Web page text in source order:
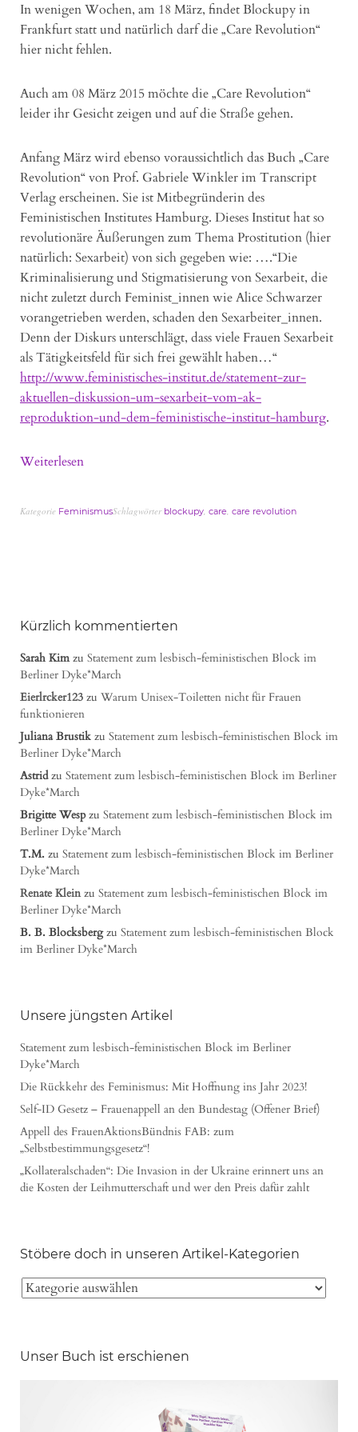
In wenigen Wochen, am 18 März, findet Blockupy in
Frankfurt statt und natürlich darf die „Care Revolution“
hier nicht fehlen.
Auch am 08 März 2015 möchte die „Care Revolution“
leider ihr Gesicht zeigen und auf die Straße gehen.
Anfang März wird ebenso voraussichtlich das Buch „Care
Revolution“ von Prof. Gabriele Winkler im Transcript
Verlag erscheinen. Sie ist Mitbegründerin des
Feministischen Institutes Hamburg. Dieses Institut hat so
revolutionäre Äußerungen zum Thema Prostitution (hier
natürlich: Sexarbeit) von sich gegeben wie: ….“Die
Kriminalisierung und Stigmatisierung von Sexarbeit, die
nicht zuletzt durch Feminist_innen wie Alice Schwarzer
vorangetrieben werden, schaden den Sexarbeiter_innen.
Denn der Diskurs unterschlägt, dass viele Frauen Sexarbeit
als Tätigkeitsfeld für sich frei gewählt haben…“
http://www.feministisches-institut.de/statement-zur-
aktuellen-diskussion-um-sexarbeit-vom-ak-
reproduktion-und-dem-feministische-institut-hamburg.
Weiterlesen
Kategorie FeminismusSchlagwörter blockupy, care, care revolution
Kürzlich kommentierten
Sarah Kimzu Statement zum lesbisch-feministischen Block im
Berliner Dyke*March
Eierlrcker123 zu Warum Unisex-Toiletten nicht für Frauen
funktionieren
Juliana Brustik zu Statement zum lesbisch-feministischen Block im
Berliner Dyke*March
Astridzu Statement zum lesbisch-feministischen Block im Berliner
Dyke*March
Brigitte Wespzu Statement zum lesbisch-feministischen Block im
Berliner Dyke*March
T.M. zu Statement zum lesbisch-feministischen Block im Berliner
Dyke*March
Renate Kleinzu Statement zum lesbisch-feministischen Block im
Berliner Dyke*March
B. B. Blocksbergzu Statement zum lesbisch-feministischen Block
im Berliner Dyke*March
Unsere jüngsten Artikel
Statement zum lesbisch-feministischen Block im Berliner
Dyke*March
Die Rückkehr des Feminismus: Mit Hoffnung ins Jahr 2023!
Self-ID Gesetz – Frauenappell an den Bundestag (Offener Brief)
Appell des FrauenAktionsBündnis FAB: zum
„Selbstbestimmungsgesetz“!
„Kollateralschaden“: Die Invasion in der Ukraine erinnert uns an
die Kosten der Leihmutterschaft und wer den Preis dafür zahlt
Stöbere doch in unseren Artikel-Kategorien
Unser Buch ist erschienen